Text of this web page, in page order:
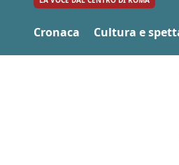
Cronaca Cultura e